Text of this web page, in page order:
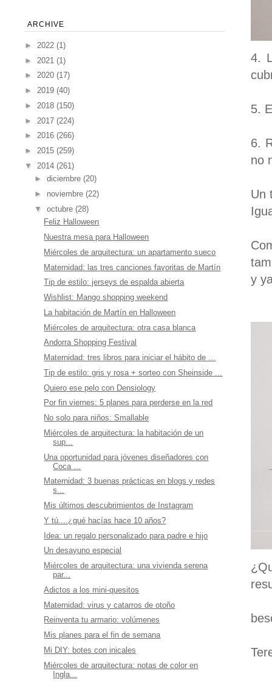
4.
5.
6.
no
Un
y
ARCHIVE
► 2022 (1)
► 2021 (1)
► 2020 (17)
► 2019 (40)
► 2018 (150)
► 2017 (224)
► 2016 (266)
► 2015 (259)
▼ 2014 (261)
► diciembre (20)
► noviembre (22)
▼ octubre (28)
Feliz Halloween
Nuestra mesa para Halloween
Miércoles de arquitectura: un apartamento sueco
Maternidad: las tres canciones favoritas de Martín
Tip de estilo: jerseys de espalda abierta
Wishlist: Mango shopping weekend
La habitación de Martín en Halloween
Miércoles de arquitectura: otra casa blanca
Andorra Shopping Festival
Maternidad: tres libros para iniciar el hábito de ...
Tip de estilo: gris y rosa + sorteo con Sheinside ...
Quiero ese pelo con Densiology
Por fin viernes: 5 planes para perderse en la red
No solo para niños: Smallable
Miércoles de arquitectura: la habitación de un
sup...
Una oportunidad para jóvenes diseñadores con
Coca ...
Maternidad: 3 buenas prácticas en blogs y redes
s...
Mis últimos descubrimientos de Instagram
Y tú....¿qué hacías hace 10 años?
Idea: un regalo personalizado para padre e hijo
Un desayuno especial
Miércoles de arquitectura: una vivienda serena
par...
Adictos a los mini-quesitos
Maternidad: virus y catarros de otoño
Reinventa tu armario: volúmenes
Mis planes para el fin de semana
Mi DIY: botes con inicales
Miércoles de arquitectura: notas de color en
Ingla...